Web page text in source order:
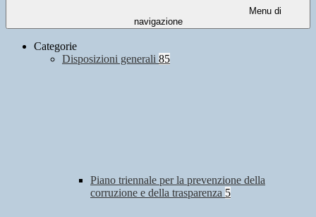
Menu di
navigazione
Categorie
Disposizioni generali 85
Piano triennale per la prevenzione della
corruzione e della trasparenza 5